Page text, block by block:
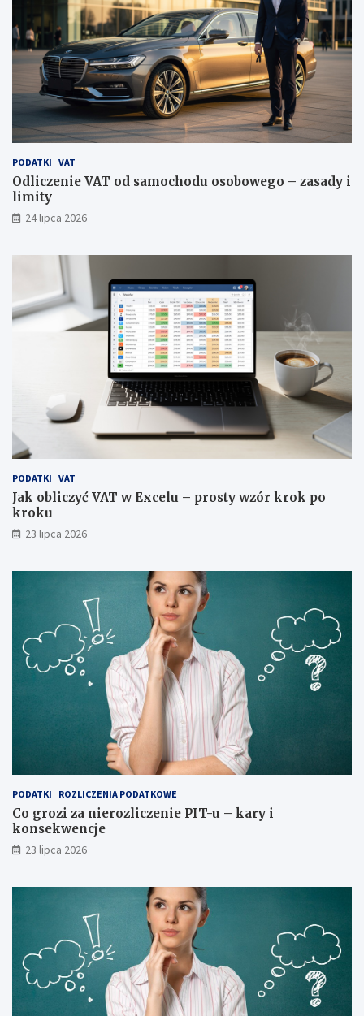
PODATKI VAT
Odliczenie VAT od samochodu osobowego – zasady i
limity
24 lipca 2026
PODATKI VAT
Jak obliczyć VAT w Excelu – prosty wzór krok po
kroku
23 lipca 2026
PODATKI ROZLICZENIA PODATKOWE
Co grozi za nierozliczenie PIT-u – kary i
konsekwencje
23 lipca 2026